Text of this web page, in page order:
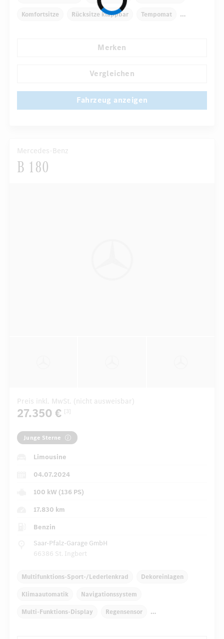
Komfortsitze Rücksitze klappbar Tempomat
Merken
Vergleichen
Fahrzeug anzeigen
Mercedes-Benz
B 180
Preis inkl. MwSt. (nicht ausweisbar)
27.350 € [3]
Junge Sterne
Limousine
04.07.2024
100 kW (136 PS)
17.830 km
Benzin
Saar-Pfalz-Garage GmbH
66386 St. Ingbert
Multifunktions-Sport-/Lederlenkrad Dekoreinlagen
Klimaautomatik Navigationssystem
Multi-Funktions-Display Regensensor